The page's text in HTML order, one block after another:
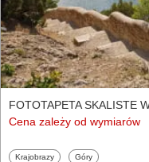
FOTOTAPETA SKALISTE
Cena zależy od wymiarów
Fototapety
Krajobrazy Fototapety
Góry